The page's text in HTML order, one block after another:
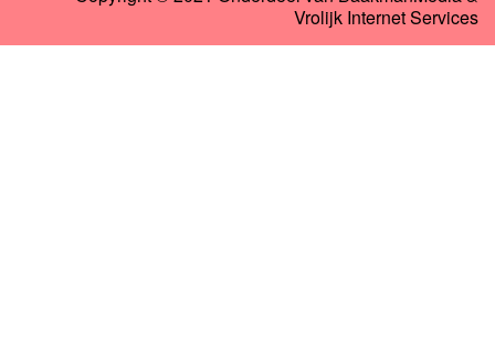
Vrolijk Internet Services